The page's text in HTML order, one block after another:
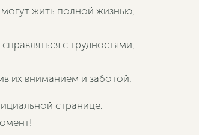
жить полной жизнью,
с трудностями,
их вниманием и заботой.
странице.